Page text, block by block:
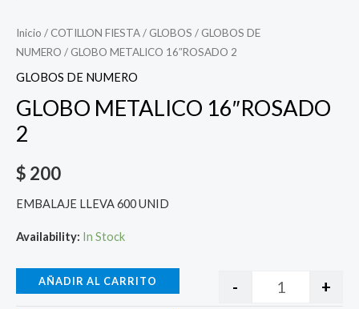
Inicio / COTILLON FIESTA/ GLOBOS / GLOBOS DE
NUMERO / GLOBO METALICO 16″ROSADO 2
GLOBOS DE NUMERO
GLOBO METALICO 16″ROSADO
2
$ 200
EMBALAJE LLEVA 600 UNID
Availability: In Stock
- +
AÑADIR AL CARRITO